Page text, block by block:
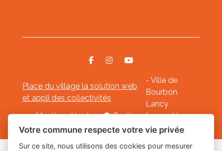
Place du village la solution web
et appli des collectivités
- Ville de
Bourbon
Lancy
Mentions légales- Gestion des cookies
Votre commune respecte votre vie privée
Sur ce site, nous utilisons des cookies pour mesurer